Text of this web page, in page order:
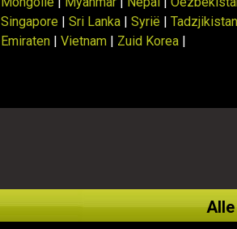
Singapore |Sri Lanka |Syrië |Tadzjikistan
Emiraten |Vietnam Zuid Korea